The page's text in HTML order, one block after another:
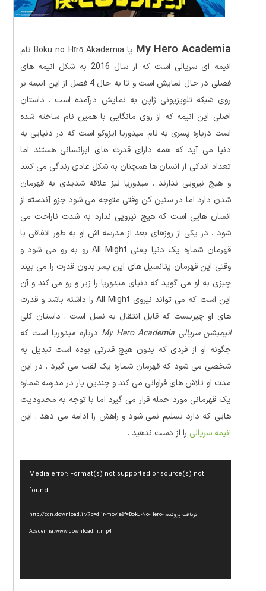
My Hero Academia
یا Boku no Hīrō Akademia نام
انیمه ای سریالی است که از سال 2016 به شکل انیمه های
فصلی در حال نمایش است و تا به حال 4 فصل از این انیمه بر
روی شبکه تلویزیونی ژاپن به نمایش درآمده است . داستان
اصلی این انیمه که از روی مانگایی با همین نام ساخته شده
است درباره پسری به نام میدوریا ایزوکو است که در دنیایی به
دنیا می آید که همه دارای قدرت های ابرانسانی هستند اما
تعداد اندکی از انسان ها همچنان به شکل عادی زندگی می کنند
و هیچ نیرویی ندارند . میدوریا نیز علاقه شدیدی به قهرمان
شدن دارد اما در سنین کن وقتی متوجه می شود جزو آندسته از
انسان هایی است که هیچ نیرویی ندارد به شدت ناراحت می
شود . در یکی از روزهای بعد از مدرسه اش او به طور اتفاقی با
قهرمان شماره یک دنیا یعنی All Might رو به رو می شود و
وقتی این قهرمان پتانسیل های این پسر بدون قدرت را می بیند
چیزی به او می گوید که دنیای میدوریا را زیر و رو می کند و آن
این است که می تواند نیروی All Might را داشته باشد و قدرت
های او چیزیست که قابل انتقال به نسل است . داستان کلی
انیمیشن سریالی My Hero Academia
درباره میدوریا است که
چگونه او از فردی که بدون هیچ قدرتی بوده است تبدیل به
شخصی می شود که قهرمان شماره یک لقب می گیرد . در این
مدت او تلاش های فراوانی می کند و چندین بار در مدرسه شماره
یک قهرمانی مورد حمله قرار می گیرد اما با توجه به محدودیت
هایی که دارد تسلیم نمی شود و راهش را ادامه می دهد . این
انیمه سریالی را از دست ندهید .
Media error: Format(s) not supported or source(s) not
found
دریافت پرونده: http://cdn.download.ir/?b=dlir-movie&f=Boku-No-Hero-
Academia.www.download.ir.mp4